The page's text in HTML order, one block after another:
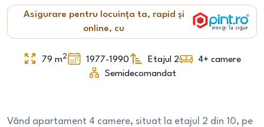
Asigurare pentru locuința ta, rapid și
online, cu
79 m2 1977-1990 Etajul 2 4+ camere
Semidecomandat
Vând apartament 4 camere, situat la etajul 2 din 10, pe